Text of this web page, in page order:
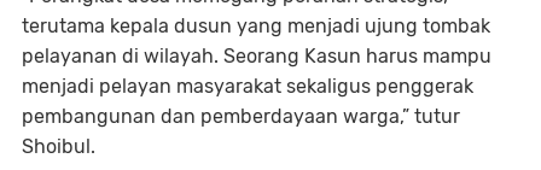
terutama kepala dusun yang menjadi ujung tombak
pelayanan di wilayah. Seorang Kasun harus mampu
menjadi pelayan masyarakat sekaligus penggerak
pembangunan dan pemberdayaan warga,” tutur
Shoibul.